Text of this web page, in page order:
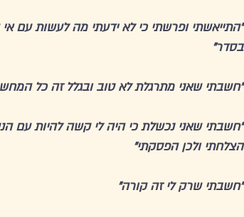
"התייאשתי ופרשתי כי לא ידעתי מה לעשות עם
בסדר"
"חשבתי שאני מתרגלת לא טוב ובגלל זה כל
"חשבתי שאני נכשלת כי היה לי קשה להיות עם
הצלחתי ולכן הפסקתי"
"חשבתי שרק לי זה קורה"